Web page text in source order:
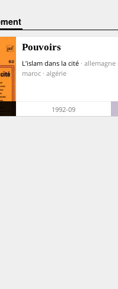
Pouvoirs
L’islam dans la cité · allemagne ·
maroc · algérie
1992-09